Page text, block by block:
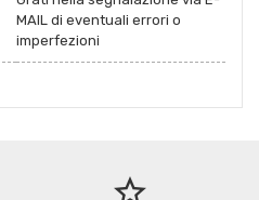
MAIL di eventuali errori o
imperfezioni
star_border